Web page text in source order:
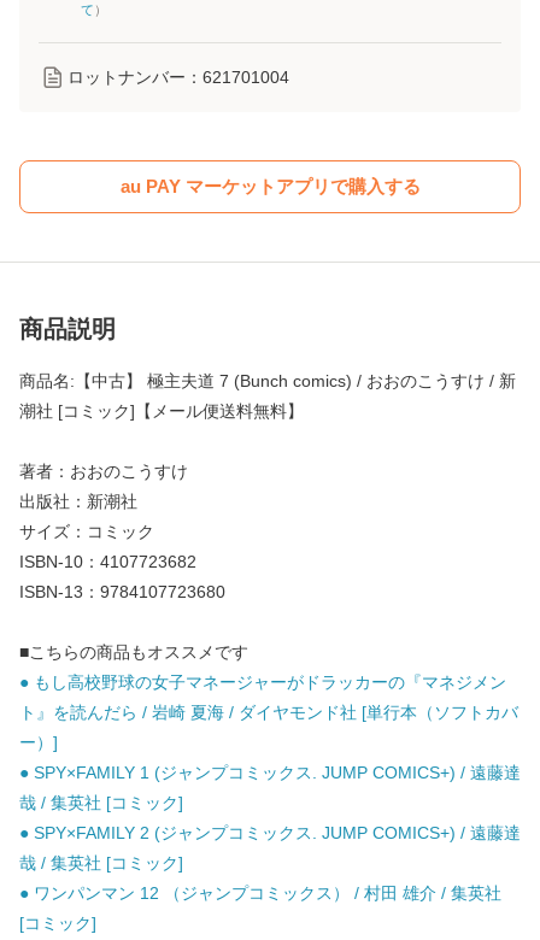
て ）
ロットナンバー： 621701004
au PAY マーケットアプリで購入する
商品説明
商品名:【中古】 極主夫道 7 (Bunch comics) / おおのこうすけ / 新
潮社 [コミック]【メール便送料無料】
著者：おおのこうすけ
出版社：新潮社
サイズ：コミック
ISBN-10：4107723682
ISBN-13：9784107723680
■こちらの商品もオススメです
● もし高校野球の女子マネージャーがドラッカーの『マネジメン
ト』を読んだら / 岩崎 夏海 / ダイヤモンド社 [単行本（ソフトカバ
ー）]
● SPY×FAMILY 1 (ジャンプコミックス. JUMP COMICS+) / 遠藤達
哉 / 集英社 [コミック]
● SPY×FAMILY 2 (ジャンプコミックス. JUMP COMICS+) / 遠藤達
哉 / 集英社 [コミック]
● ワンパンマン 12 （ジャンプコミックス） / 村田 雄介 / 集英社
[コミック]